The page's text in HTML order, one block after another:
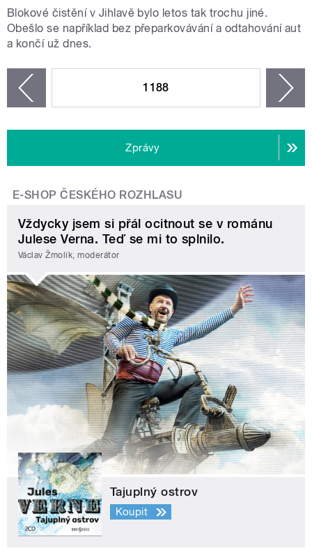
Blokové čistění v Jihlavě bylo letos tak trochu jiné.
Obešlo se například bez přeparkovávání a odtahování aut
a končí už dnes.
1188
Zprávy
E-SHOP ČESKÉHO ROZHLASU
Vždycky jsem si přál ocitnout se v románu
Julese Verna. Teď se mi to splnilo.
Václav Žmolík, moderátor
Tajuplný ostrov
Koupit